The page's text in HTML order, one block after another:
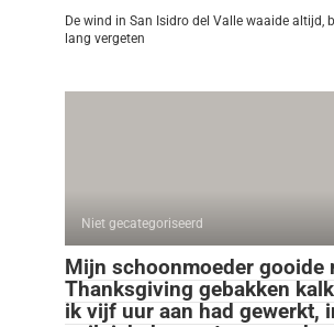
De wind in San Isidro del Valle waaide altijd,
lang vergeten
Niet gecategoriseerd
Mijn schoonmoeder gooide
Thanksgiving gebakken
ik vijf uur aan had gewerkt,